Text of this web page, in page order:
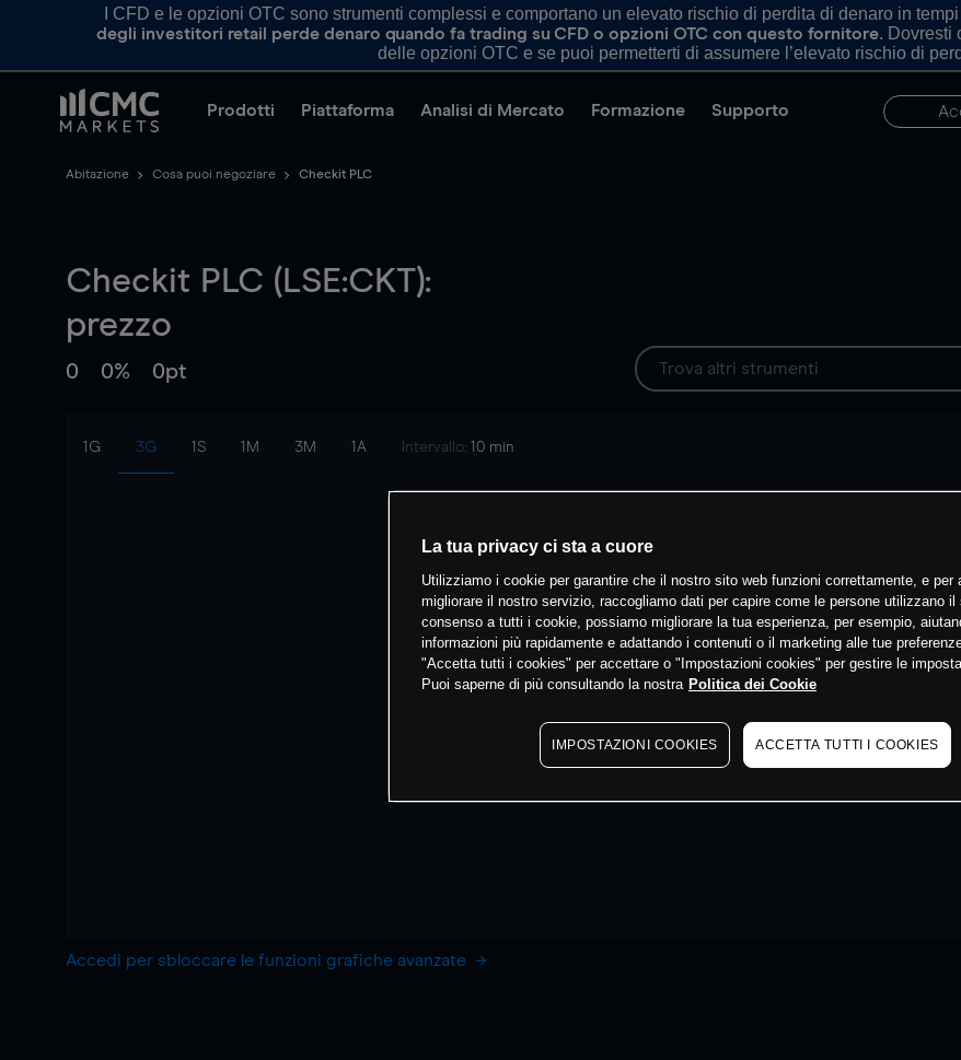
I CFD e le opzioni OTC sono strumenti complessi e comportano un elevato rischio di perdita di denaro in
degli investitori retail perde denaro quando fa trading su CFD o opzioni OTC con questo fornitore. Dovresti
delle opzioni OTC e se puoi permetterti di assumere l’elevato rischio di
Prodotti Piattaforma Analisi di Mercato Formazione Supporto
Abitazione Cosa puoi negoziare Checkit PLC
Checkit PLC (LSE:CKT):
prezzo
0 0% 0pt
1G 3G 1S 1M 3M 1A Intervallo: 10 min
Accedi per sbloccare le funzioni grafiche avanzate
La tua privacy ci sta a cuore
Utilizziamo i cookie per garantire che il nostro sito web funzioni correttamente, e per
migliorare il nostro servizio, raccogliamo dati per capire come le persone utilizzano il
consenso a tutti i cookie, possiamo migliorare la tua esperienza, per esempio,
informazioni più rapidamente e adattando i contenuti o il marketing alle tue
"Accetta tutti i cookies" per accettare o "Impostazioni cookies" per gestire le
Puoi saperne di più consultando la nostra Politica dei Cookie
IMPOSTAZIONI COOKIES ACCETTA TUTTI I COOKIES